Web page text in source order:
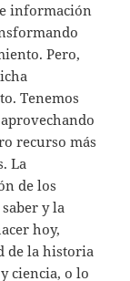
información
Pero,
Tenemos
recurso más
La
de los
y la
hoy,
de la historia
ciencia, o lo